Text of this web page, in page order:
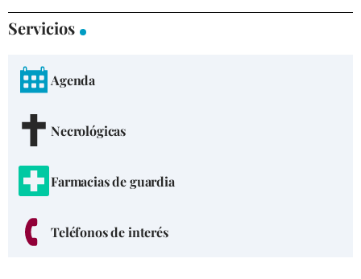
Servicios
Agenda
Necrológicas
Farmacias de guardia
Teléfonos de interés